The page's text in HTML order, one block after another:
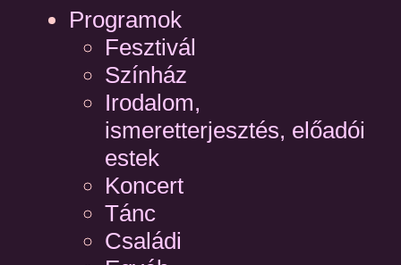
Programok
Fesztivál
Színház
Irodalom,
ismeretterjesztés, előadói
estek
Koncert
Tánc
Családi